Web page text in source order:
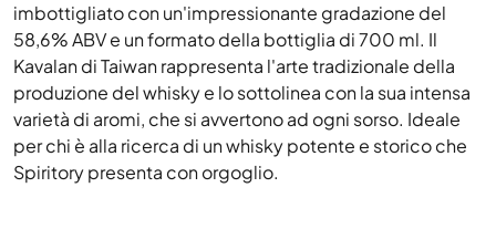
imbottigliato con un'impressionante gradazione del
58,6% ABV e un formato della bottiglia di 700 ml. Il
Kavalan di Taiwan rappresenta l'arte tradizionale della
produzione del whisky e lo sottolinea con la sua intensa
varietà di aromi, che si avvertono ad ogni sorso. Ideale
per chi è alla ricerca di un whisky potente e storico che
Spiritory presenta con orgoglio.